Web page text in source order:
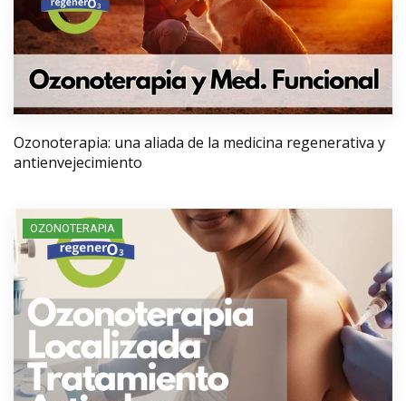
Ozonoterapia: una aliada de la medicina regenerativa y
antienvejecimiento
OZONOTERAPIA